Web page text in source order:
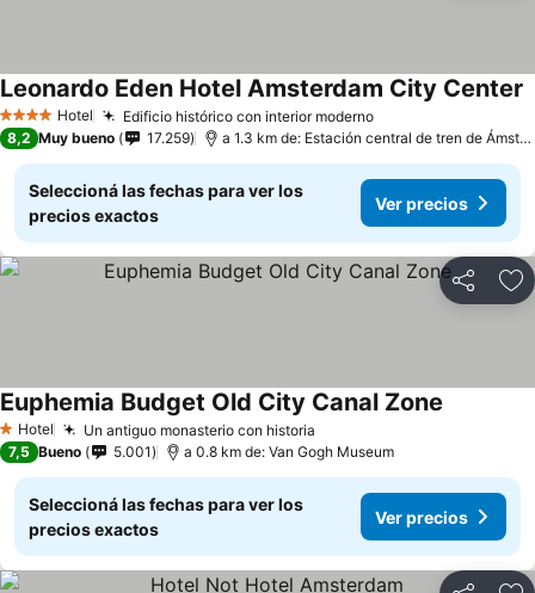
4 EstrellasHotel Edificio histórico con interior moderno
Leonardo Eden Hotel Amsterdam City Center
8,2 Muy bueno 17.259 a 1.3 km de: Estación central de tren de Ámsterdam
Seleccioná las fechas para ver los
precios exactos
Ver precios
Compartir
1 Estrellas
Hotel Un antiguo monasterio con historia
Euphemia Budget Old City Canal Zone
7,5 Bueno 5.001 a 0.8 km de: Van Gogh Museum
Seleccioná las fechas para ver los
precios exactos
Ver precios